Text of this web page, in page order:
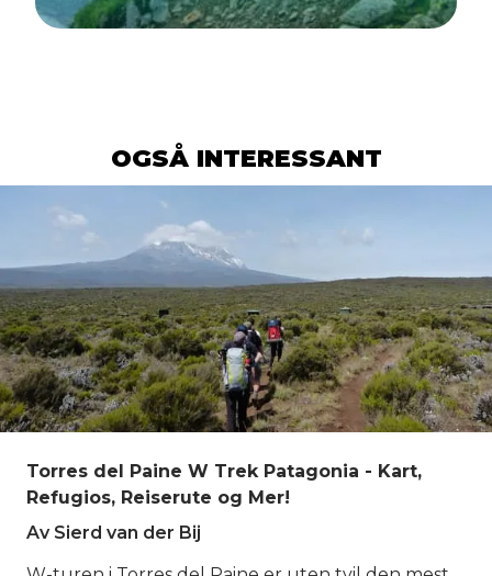
OGSÅ INTERESSANT
Torres del Paine W Trek Patagonia - Kart,
Refugios, Reiserute og Mer!
Av Sierd van der Bij